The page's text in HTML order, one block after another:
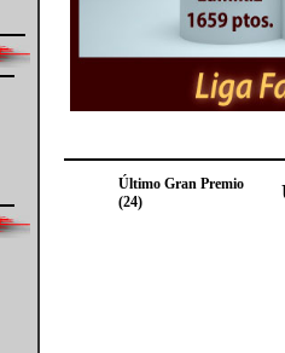
Último Gran Premio
(24)